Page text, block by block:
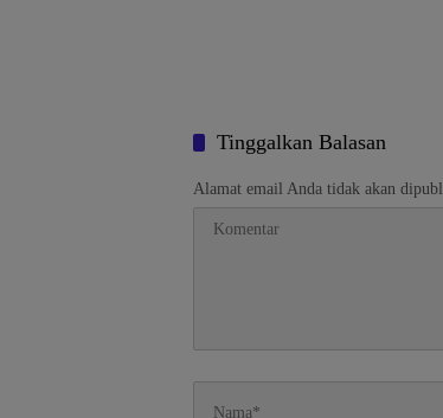
Tinggalkan Balasan
Alamat email Anda tidak akan